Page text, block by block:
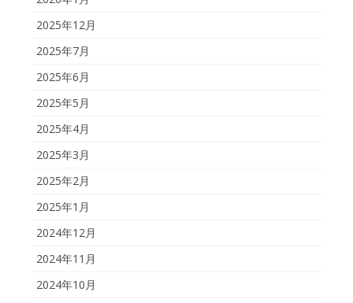
2025年12月
2025年7月
2025年6月
2025年5月
2025年4月
2025年3月
2025年2月
2025年1月
2024年12月
2024年11月
2024年10月